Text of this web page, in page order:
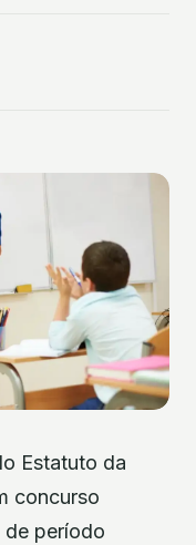
Estatuto da
concurso
de período